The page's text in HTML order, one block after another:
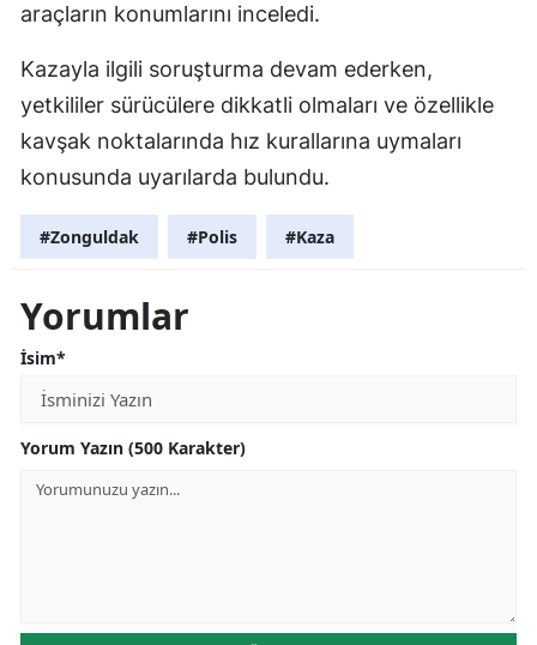
araçların konumlarını inceledi.
Kazayla ilgili soruşturma devam ederken,
yetkililer sürücülere dikkatli olmaları ve özellikle
kavşak noktalarında hız kurallarına uymaları
konusunda uyarılarda bulundu.
#Zonguldak #Polis #Kaza
Yorumlar
İsim*
Yorum Yazın (500 Karakter)